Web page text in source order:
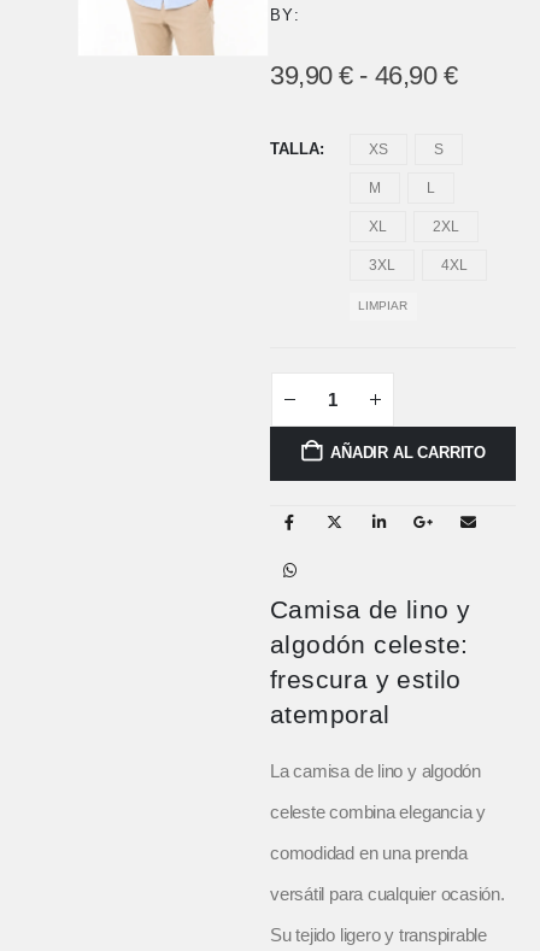
BY:
39,90€ - 46,90 €
TALLA XS S
M L
XL 2XL
3XL 4XL
LIMPIAR
AÑADIR AL CARRITO
Camisa de lino y
algodón celeste:
frescura y estilo
atemporal
La camisa de lino y algodón
celeste combina elegancia y
comodidad en una prenda
versátil para cualquier ocasión.
Su tejido ligero y transpirable